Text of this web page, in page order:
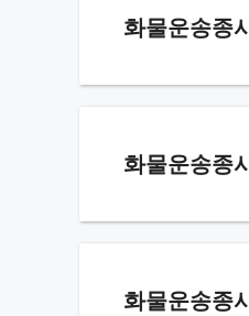
화물운송종
화물운송종
화물운송종